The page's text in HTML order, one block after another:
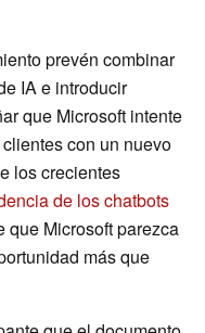
prevén combinar
IA e introducir
que Microsoft intente
con un nuevo
los crecientes
de los chatbots
que Microsoft parezca
más que